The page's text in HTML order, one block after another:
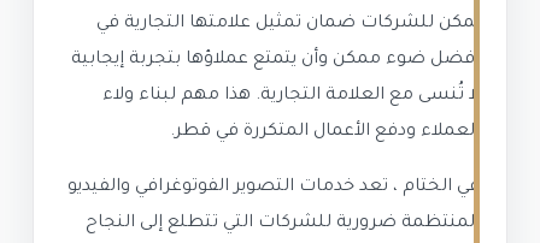
يمكن للشركات ضمان تمثيل علامتها التجارية في
أفضل ضوء ممكن وأن يتمتع عملاؤها بتجربة إيجابية
لا تُنسى مع العلامة التجارية. هذا مهم لبناء ولاء
العملاء ودفع الأعمال المتكررة في قطر.
في الختام ، تعد خدمات التصوير الفوتوغرافي والفيديو
المنتظمة ضرورية للشركات التي تتطلع إلى النجاح